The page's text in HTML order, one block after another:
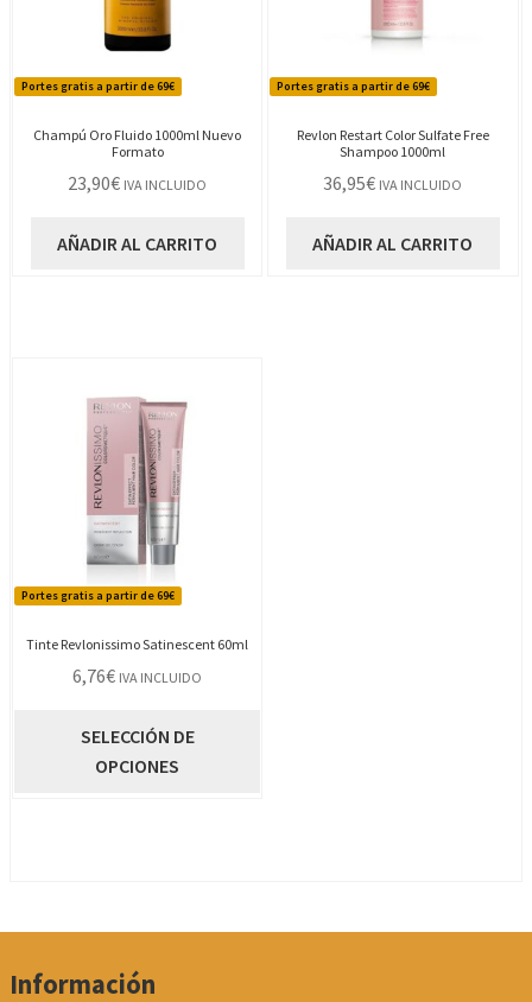
Portes gratis a partir de 69€
Champú Oro Fluido 1000ml Nuevo
Formato
23,90€ IVA INCLUIDO
AÑADIR AL CARRITO
Portes gratis a partir de 69€
Revlon Restart Color Sulfate Free
Shampoo 1000ml
36,95€ IVA INCLUIDO
AÑADIR AL CARRITO
Portes gratis a partir de 69€
Tinte Revlonissimo Satinescent 60ml
6,76€ IVA INCLUIDO
SELECCIÓN DE
OPCIONES
se
Información